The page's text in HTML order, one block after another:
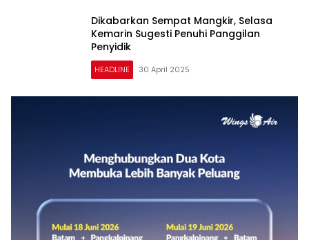
Dikabarkan Sempat Mangkir, Selasa
Kemarin Sugesti Penuhi Panggilan
Penyidik
HEADLINE 30 April 2025